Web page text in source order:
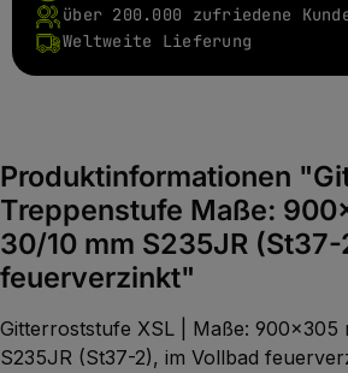
über 200.000 zufriedene
Weltweite Lieferung
Produktinformationen
Treppenstufe Maße:
30/10 mm S235JR
feuerverzinkt"
Gitterroststufe XSL | Maße: 900x305
S235JR (St37-2), im Vollbad